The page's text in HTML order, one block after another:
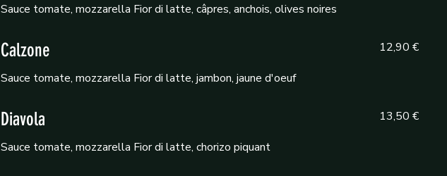
Sauce tomate, mozzarella Fior di latte, câpres, anchois, olives noires
Calzone
Sauce tomate, mozzarella Fior di latte, jambon, jaune d'oeuf
12,90 €
Diavola
Sauce tomate, mozzarella Fior di latte, chorizo piquant
13,50 €